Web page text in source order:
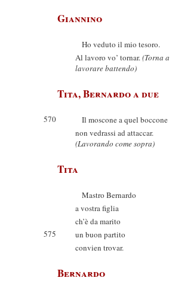
Giannino
Ho veduto il mio tesoro.
Al lavoro vo’ tornar.(Torna a
lavorare battendo)
Tita, Bernardo a due
570
Il moscone a quel boccone
non vedrassi ad attaccar.
(Lavorando come sopra)
Tita
Mastro Bernardo
a vostra figlia
ch’è da marito
575
un buon partito
convien trovar.
Bernardo